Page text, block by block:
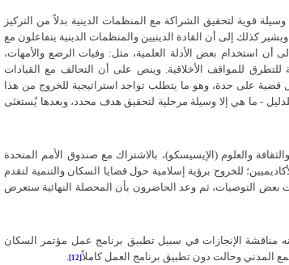
قوية لتحقيق الشراكة مع المنظمات الدينية بدلاً من التركيز
ويشير كذلك إلى أن القادة الدينيين والمنظمات الدينية يتفاعلون مع
أن استخدام بعض الأدلة العلمية، مثل: وفيات الرضع والأمهات،
للمواقف الأخلاقية.وينص على أن التحالف مع القيادات
قضية على حدة، وهو ما يتطلب تواجد استراتيجية للخروج من هذا
- ما هي إلا وسيلة مرحلية لتحقيق هدف محدد، وبعدها يُستغنَى
والعلوم ( الإيسيسكو)، بالاشتراك مع صندوق الأمم المتحدة
للخروج برؤية إسلامية حول قضايا السكان والتنمية لتقدم
بعض التوصيات، ثم وعد الحاضرون بأن المحصلة النهائية ستعرض
مناقشة الإنجازات في سبيل تطبيق برنامج عمل مؤتمر السكان
المدني وحالت دون تطبيق برنامج العمل كاملاً[12]